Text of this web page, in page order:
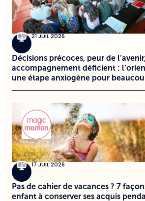
21 JUIL 2026
Décisions précoces, peur de
accompagnement déficient :
une étape anxiogène pour
17 JUIL 2026
Pas de cahier de vacances ? 7
enfant à conserver ses acquis